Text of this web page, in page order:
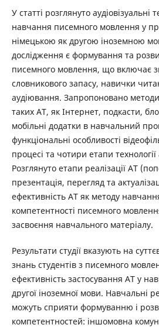
У статті розглянуто аудіовізуальні
навчання писемного мовлення у
німецькою як другою іноземною
дослідження є формування та
писемного мовлення, що включає
словникового запасу, навички
аудіювання. Запропоновано
таких АТ, як Інтернет, подкасти,
мобільні додатки в навчальний
функціональні особливості
процесі та чотири етапи технології
Розглянуто етапи реалізації АТ
презентація, перегляд та
ефективність АТ як методу
компетентності писемного
засвоєння навчального матеріалу.
Результати студії вказують на
знань студентів з писемного
ефективність застосування AT у
другої іноземної мови. Навчальні
можуть сприяти формуванню і
компетентностей: іншомовна